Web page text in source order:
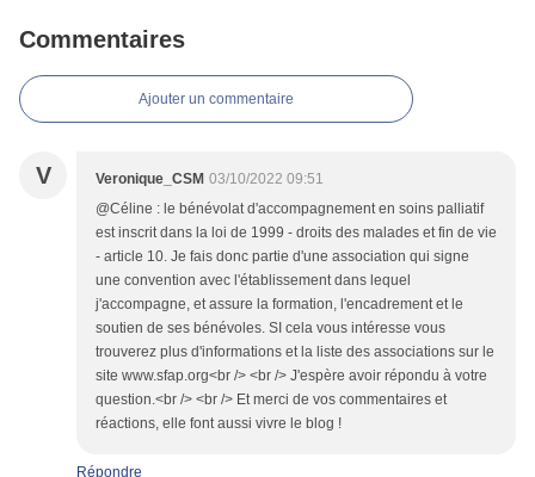
Commentaires
Ajouter un commentaire
V Veronique_CSM 03/10/2022 09:51
@Céline : le bénévolat d'accompagnement en soins palliatif
est inscrit dans la loi de 1999 - droits des malades et fin de vie
- article 10. Je fais donc partie d'une association qui signe
une convention avec l'établissement dans lequel
j'accompagne, et assure la formation, l'encadrement et le
soutien de ses bénévoles. SI cela vous intéresse vous
trouverez plus d'informations et la liste des associations sur le
site www.sfap.org<br /> <br /> J'espère avoir répondu à votre
question.<br /> <br /> Et merci de vos commentaires et
réactions, elle font aussi vivre le blog !
Répondre